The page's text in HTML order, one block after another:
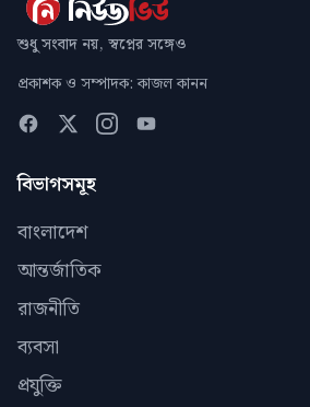
শুধু সংবাদ নয়, স্বপ্নের সঙ্গেও
প্রকাশক ও সম্পাদক: কাজল কানন
বিভাগসমূহ
বাংলাদেশ
আন্তর্জাতিক
রাজনীতি
ব্যবসা
প্রযুক্তি